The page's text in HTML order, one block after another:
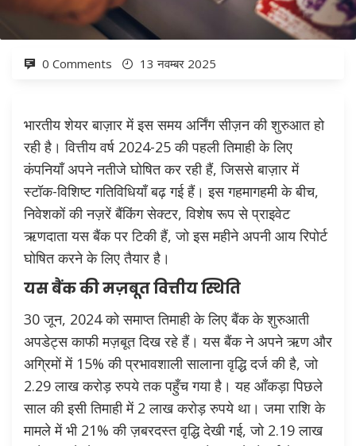
0 Comments 13 नवम्बर 2025
भारतीय शेयर बाज़ार में इस समय अर्निंग सीज़न की शुरुआत हो
रही है। वित्तीय वर्ष 2024-25 की पहली तिमाही के लिए
कंपनियाँ अपने नतीजे घोषित कर रही हैं, जिससे बाज़ार में
स्टॉक-विशिष्ट गतिविधियाँ बढ़ गई हैं। इस गहमागहमी के बीच,
निवेशकों की नज़रें बैंकिंग सेक्टर, विशेष रूप से प्राइवेट
ऋणदाता यस बैंक पर टिकी हैं, जो इस महीने अपनी आय रिपोर्ट
घोषित करने के लिए तैयार है।
यस बैंक की मज़बूत वित्तीय स्थिति
30 जून, 2024 को समाप्त तिमाही के लिए बैंक के शुरुआती
अपडेट्स काफी मज़बूत दिख रहे हैं। यस बैंक ने अपने ऋण और
अग्रिमों में 15% की प्रभावशाली सालाना वृद्धि दर्ज की है, जो
2.29 लाख करोड़ रुपये तक पहुँच गया है। यह आँकड़ा पिछले
साल की इसी तिमाही में 2 लाख करोड़ रुपये था। जमा राशि के
मामले में भी 21% की ज़बरदस्त वृद्धि देखी गई, जो 2.19 लाख